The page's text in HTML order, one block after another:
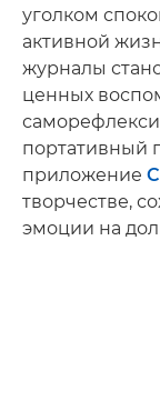
уголком
активной
журналы
ценных
портативный
приложение
творчестве,
эмоции на